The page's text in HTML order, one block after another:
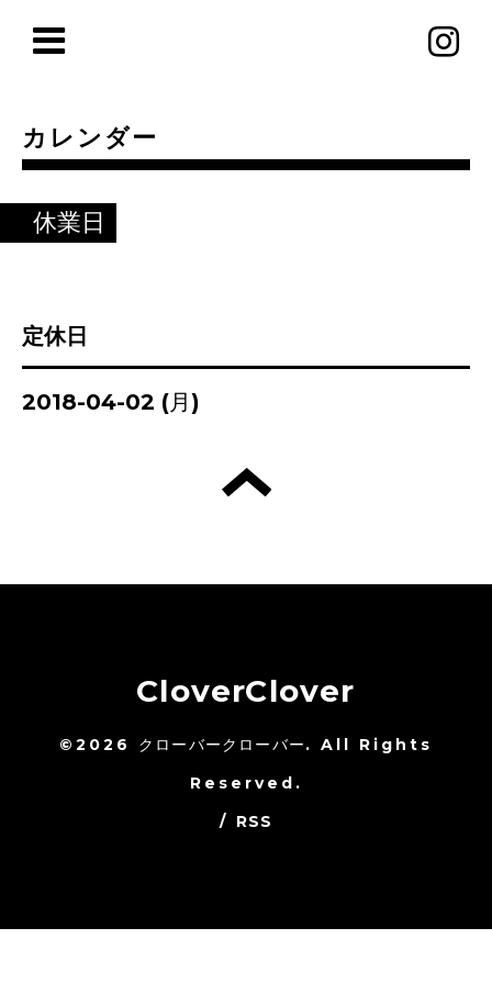
カレンダー
休業日
定休日
2018-04-02 (月)
CloverClover
©2026 クローバークローバー. All Rights
Reserved.
/ RSS